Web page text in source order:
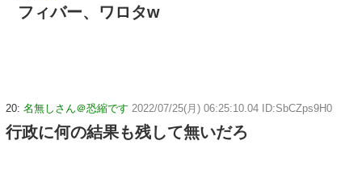
フィバー、ワロタw
20: 名無しさん＠恐縮です 2022/07/25(月) 06:25:10.04 ID:SbCZps9H0
行政に何の結果も残して無いだろ